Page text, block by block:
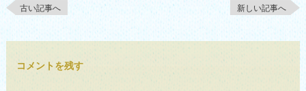
古い記事へ 新しい記事へ
コメントを残す